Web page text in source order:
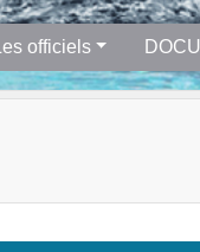
Les officiels